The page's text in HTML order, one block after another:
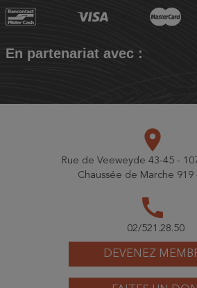
En partenariat avec :
DEVENEZ
place
Rue de Veeweyde 43-45 -
Chaussée de Marche 919
call
02/521.28.50